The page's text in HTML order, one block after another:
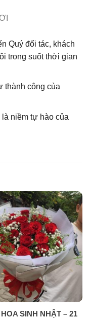
Quý đối tác, khách
trong suốt thời gian
thành công của
niềm tự hào của
SINH NHẬT – 21